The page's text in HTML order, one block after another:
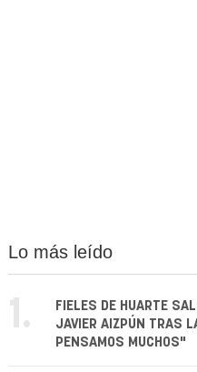
Lo más leído
1.
FIELES DE HUARTE
JAVIER AIZPÚN TRAS
PENSAMOS MUCHOS"